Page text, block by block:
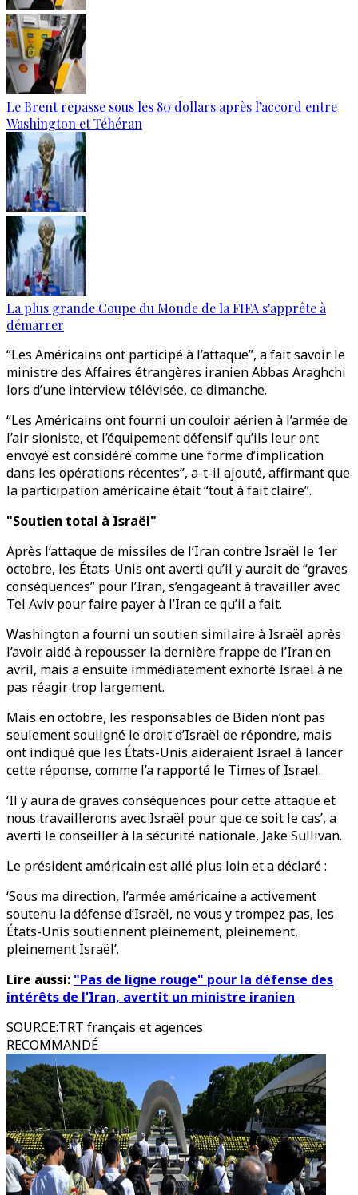
Le Brent repasse sous les 80 dollars après l’accord entre
Washington et Téhéran
La plus grande Coupe du Monde de la FIFA s'apprête à
démarrer
“Les Américains ont participé à l’attaque”, a fait savoir le
ministre des Affaires étrangères iranien Abbas Araghchi
lors d’une interview télévisée, ce dimanche.
“Les Américains ont fourni un couloir aérien à l’armée de
l’air sioniste, et l’équipement défensif qu’ils leur ont
envoyé est considéré comme une forme d’implication
dans les opérations récentes”, a-t-il ajouté, affirmant que
la participation américaine était “tout à fait claire”.
"Soutien total à Israël"
Après l’attaque de missiles de l’Iran contre Israël le 1er
octobre, les États-Unis ont averti qu’il y aurait de “graves
conséquences” pour l’Iran, s’engageant à travailler avec
Tel Aviv pour faire payer à l’Iran ce qu’il a fait.
Washington a fourni un soutien similaire à Israël après
l’avoir aidé à repousser la dernière frappe de l’Iran en
avril, mais a ensuite immédiatement exhorté Israël à ne
pas réagir trop largement.
Mais en octobre, les responsables de Biden n’ont pas
seulement souligné le droit d’Israël de répondre, mais
ont indiqué que les États-Unis aideraient Israël à lancer
cette réponse, comme l’a rapporté le Times of Israel.
‘Il y aura de graves conséquences pour cette attaque et
nous travaillerons avec Israël pour que ce soit le cas’, a
averti le conseiller à la sécurité nationale, Jake Sullivan.
Le président américain est allé plus loin et a déclaré :
‘Sous ma direction, l’armée américaine a activement
soutenu la défense d’Israël, ne vous y trompez pas, les
États-Unis soutiennent pleinement, pleinement,
pleinement Israël’.
Lire aussi: "Pas de ligne rouge" pour la défense des
intérêts de l'Iran, avertit un ministre iranien
SOURCE:TRT français et agences
RECOMMANDÉ